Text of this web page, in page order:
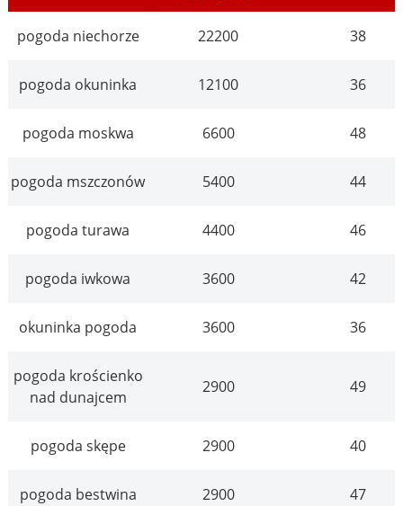
pogoda niechorze 22200 38
pogoda okuninka 12100 36
pogoda moskwa 6600 48
pogoda mszczonów 5400 44
pogoda turawa 4400 46
pogoda iwkowa 3600 42
okuninka pogoda 3600 36
pogoda krościenko
nad dunajcem
2900 49
pogoda skępe 2900 40
pogoda bestwina 2900 47